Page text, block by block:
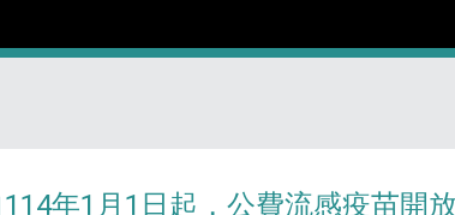
年1月1日起，公費流感疫苗開